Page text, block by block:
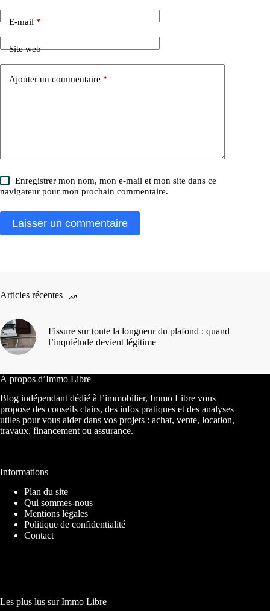
E-mail*
Site web
Ajouter un commentaire *
Enregistrer mon nom, mon e-mail et mon site dans ce
navigateur pour mon prochain commentaire.
Laisser un commentaire
Articles récentes
Fissure sur toute la longueur du plafond : quand
l’inquiétude devient légitime
À propos d’Immo Libre
Blog indépendant dédié à l’immobilier, Immo Libre vous
propose des conseils clairs, des infos pratiques et des analyses
utiles pour vous aider dans vos projets : achat, vente, location,
travaux, financement ou assurance.
Informations
Plan du site
Qui sommes-nous
Mentions légales
Politique de confidentialité
Contact
Les plus lus sur Immo Libre